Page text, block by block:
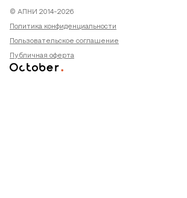
© АПНИ 2014-2026
Политика конфиденциальности
Пользовательское соглашение
Публичная оферта